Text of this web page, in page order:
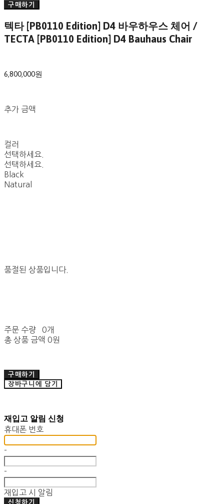
구매하기
텍타 [PB0110 Edition] D4 바우하우스 체어 /
TECTA [PB0110 Edition] D4 Bauhaus Chair
6,800,000원
추가 금액
컬러
선택하세요.
선택하세요.
Black
Natural
품절된 상품입니다.
주문 수량
0개
총 상품 금액 0원
구매하기
장바구니에 담기
재입고 알림 신청
휴대폰 번호
-
-
재입고 시 알림
신청하기